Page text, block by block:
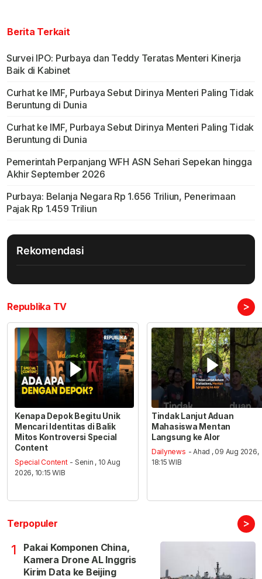
Berita Terkait
Survei IPO: Purbaya dan Teddy Teratas Menteri Kinerja
Baik di Kabinet
Curhat ke IMF, Purbaya Sebut Dirinya Menteri Paling Tidak
Beruntung di Dunia
Curhat ke IMF, Purbaya Sebut Dirinya Menteri Paling Tidak
Beruntung di Dunia
Pemerintah Perpanjang WFH ASN Sehari Sepekan hingga
Akhir September 2026
Purbaya: Belanja Negara Rp 1.656 Triliun, Penerimaan
Pajak Rp 1.459 Triliun
Rekomendasi
Republika TV >
Kenapa Depok Begitu Unik
Mencari Identitas di Balik
Mitos Kontroversi Special
Content
Special Content - Senin , 10 Aug
2026, 10:15 WIB
Tindak Lanjut Aduan
Mahasiswa Mentan
Langsung ke Alor
Dailynews - Ahad , 09 Aug 2026,
18:15 WIB
Terpopuler >
1
Pakai Komponen China,
Kamera Drone AL Inggris
Kirim Data ke Beijing